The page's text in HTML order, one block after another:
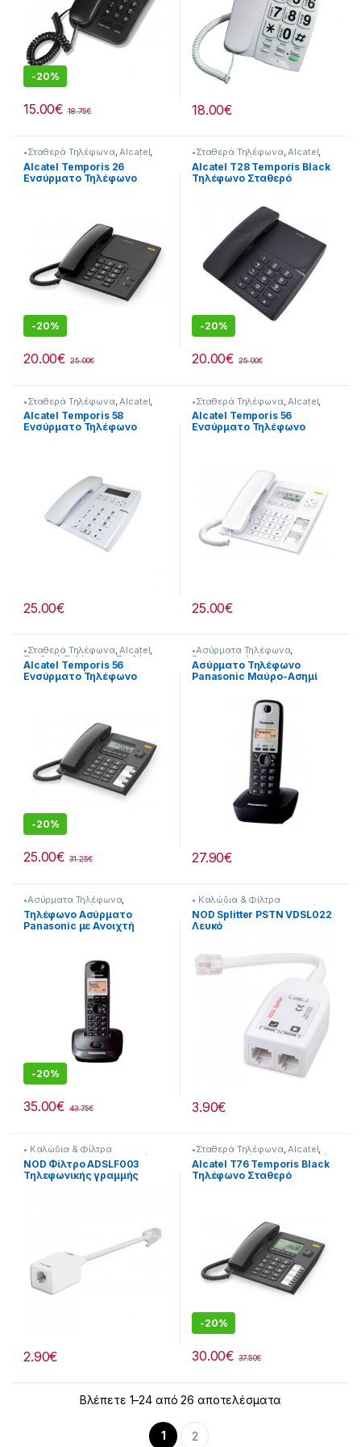
-20%
15.00€ 18.75€ 18.00€
•Σταθερά Τηλέφωνα,Alcatel,
Σταθερά Τηλέφωνα ,Σταθέρη
Τηλεφώνια
Alcatel Temporis 26
Ενσύρματο Τηλέφωνο
-20%
20.00€ 25.00€
•Σταθερά Τηλέφωνα,Alcatel,
Σταθερά Τηλέφωνα
Alcatel T28 Temporis Black
Τηλέφωνο Σταθερό
-20%
20.00€ 25.00€
•Σταθερά Τηλέφωνα, Alcatel
Σταθερά Τηλέφωνα
Alcatel Temporis 58
Ενσύρματο Τηλέφωνο
25.00€
•Σταθερά Τηλέφωνα, Alcatel
Σταθερά Τηλέφωνα ,Σταθέρη
Τηλεφώνια
Alcatel Temporis 56
Ενσύρματο Τηλέφωνο
25.00€
•Σταθερά Τηλέφωνα,Alcatel,
Σταθερά Τηλέφωνα ,Σταθέρη
Τηλεφώνια
Alcatel Temporis 56
Ενσύρματο Τηλέφωνο
-20%
25.00€ 31.25€
•Ασύρματα Τηλέφωνα,
Panasonic Ασύρματα
Τηλέφωνα
Ασύρματο Τηλέφωνο
Panasonic Μαύρο-Ασημί
27.90€
•Ασύρματα Τηλέφωνα,
Panasonic Ασύρματα
Τηλέφωνα,Τηλεφωνία
Τηλέφωνο Ασύρματο
Panasonic με Aνοιχτή
-20%
35.00€ 43.75€
• Καλώδια & Φίλτρα
Τηλεφώνικα Nod,Τηλεφωνία
NOD Splitter PSTN VDSL022
Λευκό
3.90€
• Καλώδια & Φίλτρα
Τηλεφώνικα Nod,Τηλεφωνία
NOD Φίλτρο ADSLF003
Τηλεφωνικής γραμμής
2.90€
•Σταθερά Τηλέφωνα,Alcatel,
Σταθερά Τηλέφωνα ,Τηλεφωνία
Alcatel T76 Temporis Black
Τηλέφωνο Σταθερό
-20%
30.00€ 37.50€
Βλέπετε 1–24 από 26 αποτελέσματα
1 2